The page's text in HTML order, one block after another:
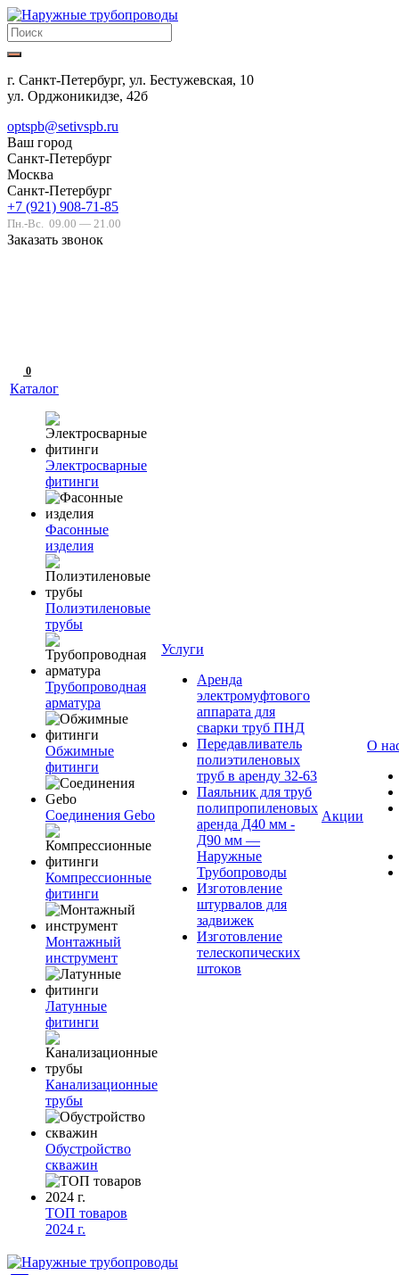
г. Санкт-Петербург, ул. Бестужевская, 10
ул. Орджоникидзе, 42б
optspb@setivspb.ru
Ваш город
Санкт-Петербург
Москва
Санкт-Петербург
+7 (921) 908-71-85
Пн.-Вс. 09.00 — 21.00
Заказать звонок
0
Каталог
Электросварные
фитинги
Фасонные
изделия
Полиэтиленовые
трубы
Трубопроводная
арматура
Обжимные
фитинги
Соединения Gebo
Компрессионные
фитинги
Монтажный
инструмент
Латунные
фитинги
Канализационные
трубы
Обустройство
скважин
ТОП товаров
2024 г.
Услуги
Аренда
электромуфтового
аппарата для
сварки труб ПНД
Передавливатель
полиэтиленовых
труб в аренду 32-63
Паяльник для труб
полипропиленовых
аренда Д40 мм -
Д90 мм —
Наружные
Трубопроводы
Изготовление
штурвалов для
задвижек
Изготовление
телескопических
штоков
Акции
О